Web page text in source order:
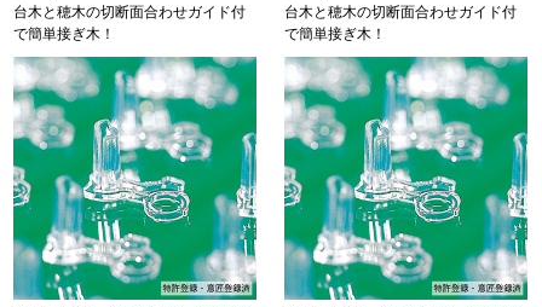
台木と穂木の切断面合わせガイド付
で簡単接ぎ木！
台木と穂木の切断面合わせガイド付
で簡単接ぎ木！